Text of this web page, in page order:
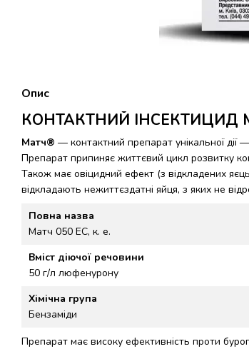
Опис
КОНТАКТНИЙ ІНСЕКТИЦИД
Матч® — контактний препарат унікальної дії
Препарат припиняє життєвий цикл розвитку
Також має овіцидний ефект (з відкладених
відкладають нежиттєздатні яйця, з яких не
Повна назва
Матч 050 ЕС, к. е.
Вміст діючої речовини
50 г/л люфенурону
Хімічна група
Бензаміди
Препарат має високу ефективність проти